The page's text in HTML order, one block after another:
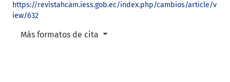
https://revistahcam.iess.gob.ec/index.php/cambios/article/v
iew/632
Más formatos de cita